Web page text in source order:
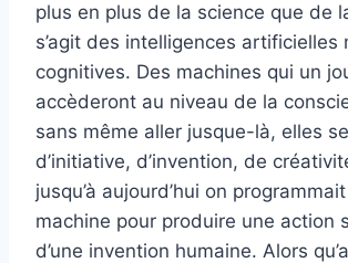
plus en plus de la science que de
s’agit des intelligences artificielles
cognitives. Des machines qui un
accèderont au niveau de la
sans même aller jusque-là, elles
d’initiative, d’invention, de
jusqu’à aujourd’hui on
machine pour produire une action
d’une invention humaine. Alors